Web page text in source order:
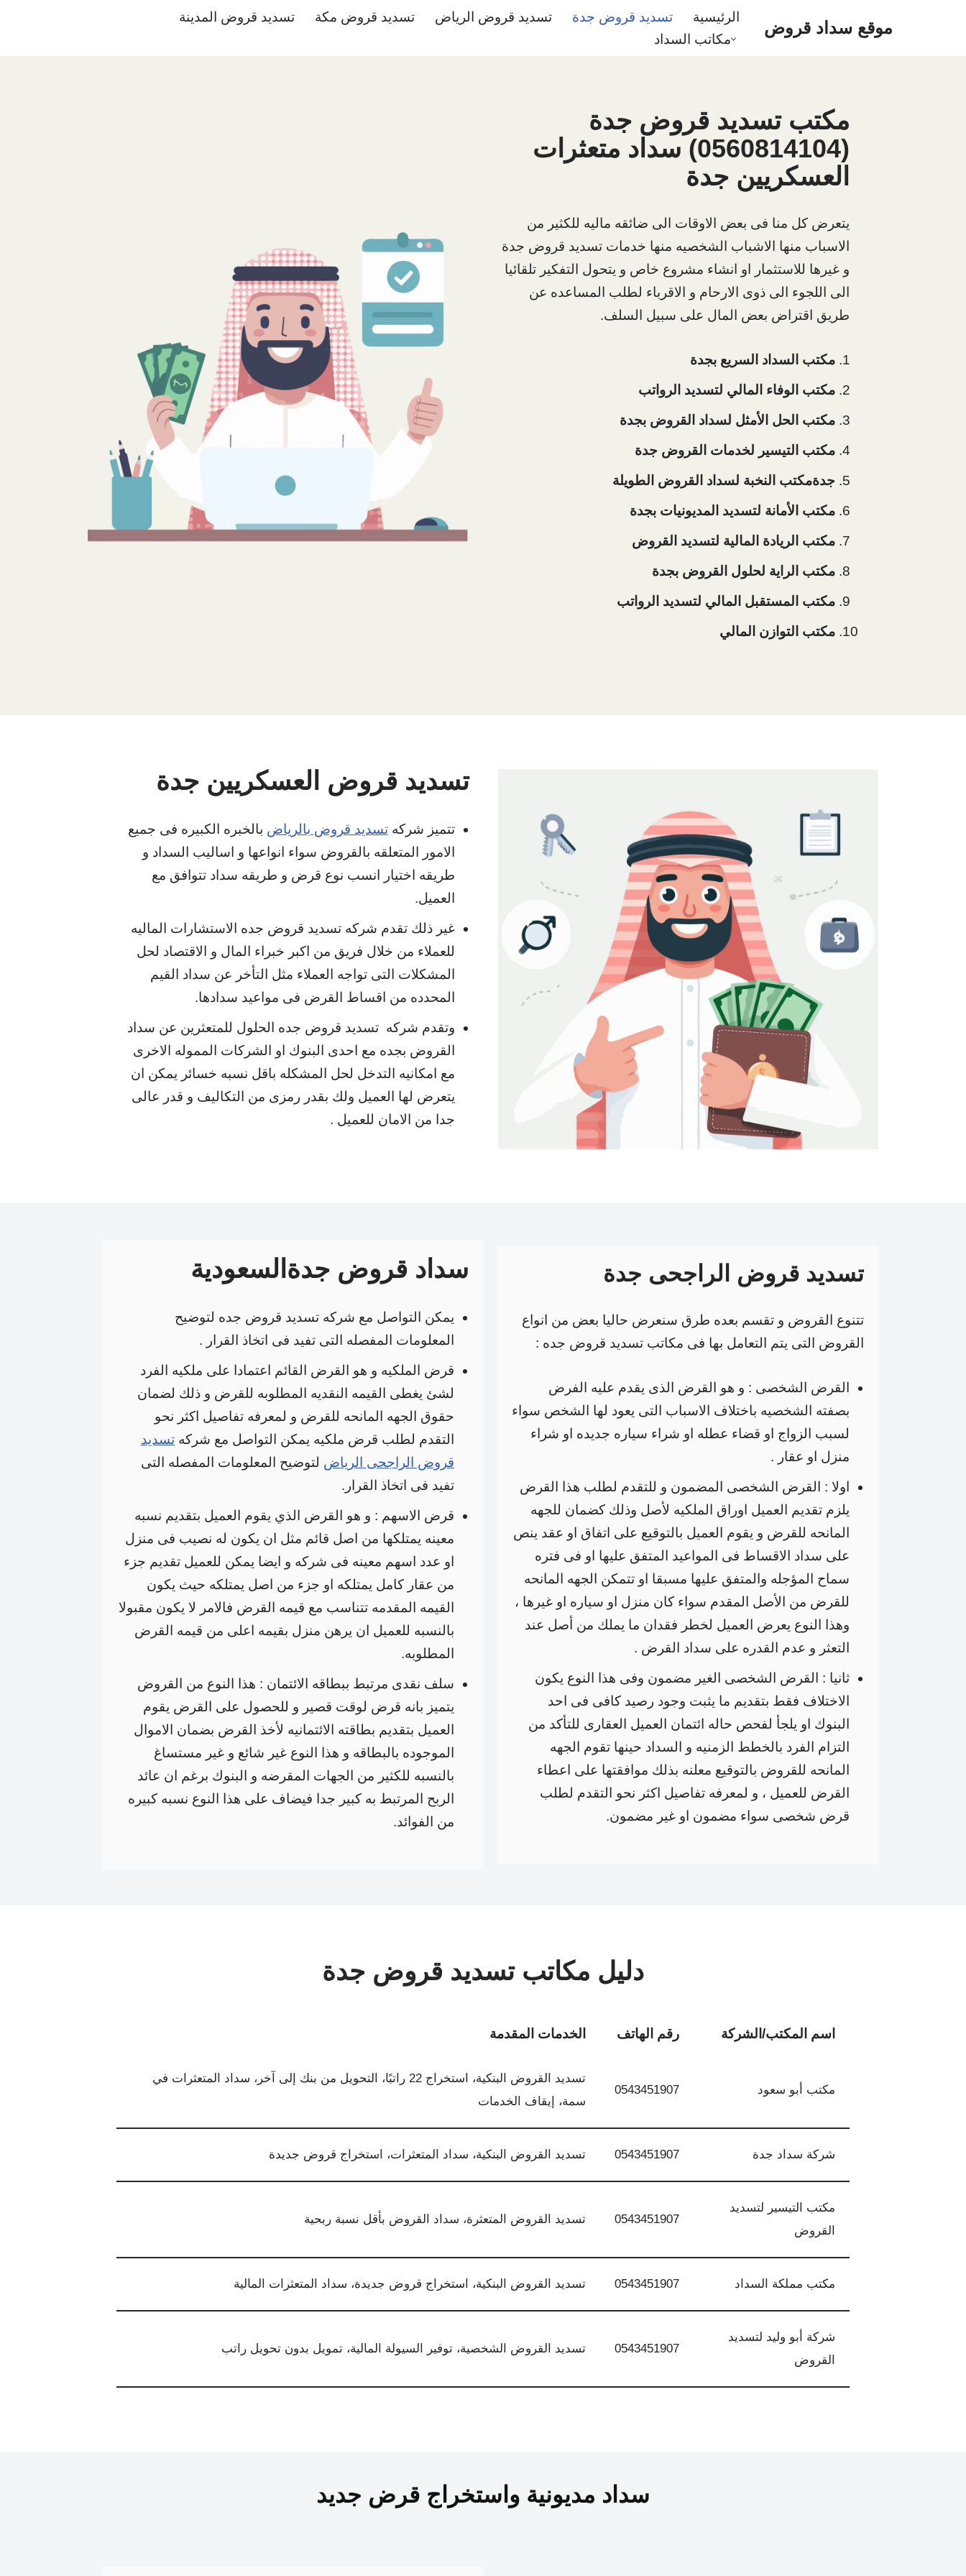
موقع سداد قروض
الرئيسية تسديد قروض جدة تسديد قروض الرياض تسديد قروض مكة
تسديد قروض المدينة
مكاتب السداد
مكتب تسديد قروض جدة
(0560814104) سداد متعثرات
العسكريين جدة
يتعرض كل منا فى بعض الاوقات الى ضائقه ماليه للكثير من
الاسباب منها الاشباب الشخصيه منها خدمات تسديد قروض جدة
و غيرها للاستثمار او انشاء مشروع خاص و يتحول التفكير تلقائيا
الى اللجوء الى ذوى الارحام و الاقرباء لطلب المساعده عن
طريق اقتراض بعض المال على سبيل السلف.
مكتب السداد السريع بجدة
مكتب الوفاء المالي لتسديد الرواتب
مكتب الحل الأمثل لسداد القروض بجدة
مكتب التيسير لخدمات القروض جدة
جدةمكتب النخبة لسداد القروض الطويلة
مكتب الأمانة لتسديد المديونيات بجدة
مكتب الريادة المالية لتسديد القروض
مكتب الراية لحلول القروض بجدة
مكتب المستقبل المالي لتسديد الرواتب
مكتب التوازن المالي
تسديد قروض العسكريين جدة
تتميز شركهتسديد قروض بالرياض بالخبره الكبيره فى جميع
الامور المتعلقه بالقروض سواء انواعها و اساليب السداد و
طريقه اختيار انسب نوع قرض و طريقه سداد تتوافق مع
العميل.
غير ذلك تقدم شركه تسديد قروض جده الاستشارات الماليه
للعملاء من خلال فريق من اكبر خبراء المال و الاقتصاد لحل
المشكلات التى تواجه العملاء مثل التأخر عن سداد القيم
المحدده من اقساط القرض فى مواعيد سدادها.
وتقدم شركه تسديد قروض جده الحلول للمتعثرين عن سداد
القروض بجده مع احدى البنوك او الشركات المموله الاخرى
مع امكانيه التدخل لحل المشكله باقل نسبه خسائر يمكن ان
يتعرض لها العميل ولك بقدر رمزى من التكاليف و قدر عالى
جدا من الامان للعميل .
تسديد قروض الراجحى جدة
تتنوع القروض و تقسم بعده طرق سنعرض حاليا بعض من انواع
القروض التى يتم التعامل بها فى مكاتب تسديد قروض جده :
القرض الشخصى : و هو القرض الذى يقدم عليه الفرض
بصفته الشخصيه باختلاف الاسباب التى يعود لها الشخص سواء
لسبب الزواج او قضاء عطله او شراء سياره جديده او شراء
منزل او عقار .
اولا : القرض الشخصى المضمون و للتقدم لطلب هذا القرض
يلزم تقديم العميل اوراق الملكيه لأصل وذلك كضمان للجهه
المانحه للقرض و يقوم العميل بالتوقيع على اتفاق او عقد ينص
على سداد الاقساط فى المواعيد المتفق عليها او فى فتره
سماح المؤجله والمتفق عليها مسبقا او تتمكن الجهه المانحه
للقرض من الأصل المقدم سواء كان منزل او سياره او غيرها ،
وهذا النوع يعرض العميل لخطر فقدان ما يملك من أصل عند
التعثر و عدم القدره على سداد القرض .
ثانيا : القرض الشخصى الغير مضمون وفى هذا النوع يكون
الاختلاف فقط بتقديم ما يثبت وجود رصيد كافى فى احد
البنوك او يلجأ لفحص حاله ائتمان العميل العقارى للتأكد من
التزام الفرد بالخطط الزمنيه و السداد حينها تقوم الجهه
المانحه للقروض بالتوقيع معلنه بذلك موافقتها على اعطاء
القرض للعميل ، و لمعرفه تفاصيل اكثر نحو التقدم لطلب
قرض شخصى سواء مضمون او غير مضمون.
سداد قروض جدةالسعودية
يمكن التواصل مع شركه تسديد قروض جده لتوضيح
المعلومات المفصله التى تفيد فى اتخاذ القرار .
قرض الملكيه و هو القرض القائم اعتمادا على ملكيه الفرد
لشئ يغطى القيمه النقديه المطلوبه للقرض و ذلك لضمان
حقوق الجهه المانحه للقرض و لمعرفه تفاصيل اكثر نحو
التقدم لطلب قرض ملكيه يمكن التواصل مع شركه تسديد
قروض الراجحى الرياض لتوضيح المعلومات المفصله التى
تفيد فى اتخاذ القرار.
قرض الاسهم : و هو القرض الذي يقوم العميل بتقديم نسبه
معينه يمتلكها من اصل قائم مثل ان يكون له نصيب فى منزل
او عدد اسهم معينه فى شركه و ايضا يمكن للعميل تقديم جزء
من عقار كامل يمتلكه او جزء من اصل يمتلكه حيث يكون
القيمه المقدمه تتناسب مع قيمه القرض فالامر لا يكون مقبولا
بالنسبه للعميل ان يرهن منزل بقيمه اعلى من قيمه القرض
المطلوبه.
سلف نقدى مرتبط ببطاقه الائتمان : هذا النوع من القروض
يتميز بانه قرض لوقت قصير و للحصول على القرض يقوم
العميل بتقديم بطاقته الائتمانيه لأخذ القرض بضمان الاموال
الموجوده بالبطاقه و هذا النوع غير شائع و غير مستساغ
بالنسبه للكثير من الجهات المقرضه و البنوك برغم ان عائد
الربح المرتبط به كبير جدا فيضاف على هذا النوع نسبه كبيره
من الفوائد.
دليل مكاتب تسديد قروض جدة
اسم المكتب/الشركة رقم الهاتف الخدمات المقدمة
مكتب أبو سعود 0543451907
تسديد القروض البنكية، استخراج 22 راتبًا، التحويل من بنك إلى آخر، سداد المتعثرات في
سمة، إيقاف الخدمات
شركة سداد جدة 0543451907 تسديد القروض البنكية، سداد المتعثرات، استخراج قروض جديدة
مكتب التيسير لتسديد
القروض
0543451907 تسديد القروض المتعثرة، سداد القروض بأقل نسبة ربحية
مكتب مملكة السداد 0543451907 تسديد القروض البنكية، استخراج قروض جديدة، سداد المتعثرات المالية
شركة أبو وليد لتسديد
القروض
0543451907 تسديد القروض الشخصية، توفير السيولة المالية، تمويل بدون تحويل راتب
سداد مديونية واستخراج قرض جديد